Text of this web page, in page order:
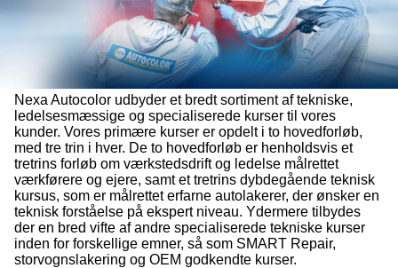
Nexa Autocolor udbyder et bredt sortiment af tekniske,
ledelsesmæssige og specialiserede kurser til vores
kunder. Vores primære kurser er opdelt i to hovedforløb,
med tre trin i hver. De to hovedforløb er henholdsvis et
tretrins forløb om værkstedsdrift og ledelse målrettet
værkførere og ejere, samt et tretrins dybdegående teknisk
kursus, som er målrettet erfarne autolakerer, der ønsker en
teknisk forståelse på ekspert niveau. Ydermere tilbydes
der en bred vifte af andre specialiserede tekniske kurser
inden for forskellige emner, så som SMART Repair,
storvognslakering og OEM godkendte kurser.